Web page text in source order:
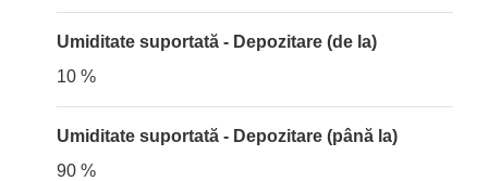
Umiditate suportată - Depozitare (de la)
10 %
Umiditate suportată - Depozitare (până la)
90 %